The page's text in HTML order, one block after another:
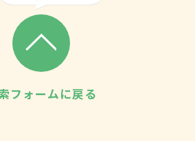
フォームに戻る